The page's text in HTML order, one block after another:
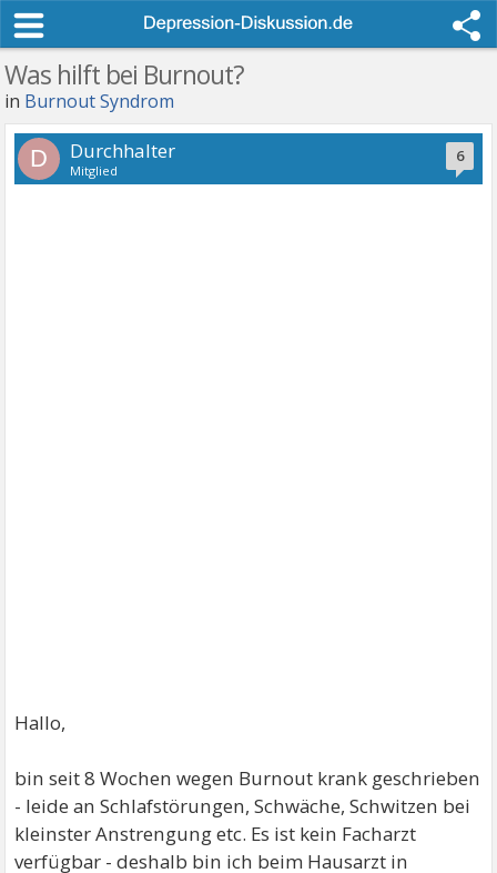
Was hilft bei Burnout?
in Burnout Syndrom
6
D Durchhalter
Mitglied
Hallo,
bin seit 8 Wochen wegen Burnout krank geschrieben
- leide an Schlafstörungen, Schwäche, Schwitzen bei
kleinster Anstrengung etc. Es ist kein Facharzt
verfügbar - deshalb bin ich beim Hausarzt in